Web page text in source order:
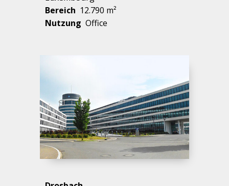
Bereich 12.790 m²
Nutzung Office